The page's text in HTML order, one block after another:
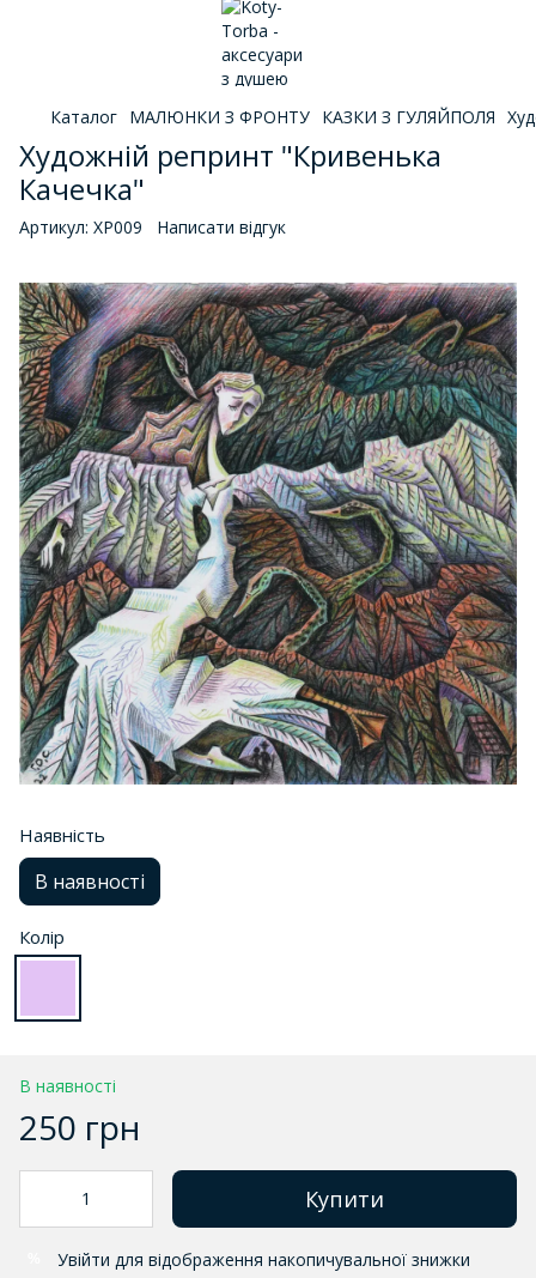
Каталог МАЛЮНКИ З ФРОНТУ КАЗКИ З ГУЛЯЙПОЛЯ
Художній репринт "Кривенька
Качечка"
Артикул: ХР009 Написати відгук
Наявність
В наявності
Колір
В наявності
250 грн
Купити
Увійти для відображення накопичувальної знижки